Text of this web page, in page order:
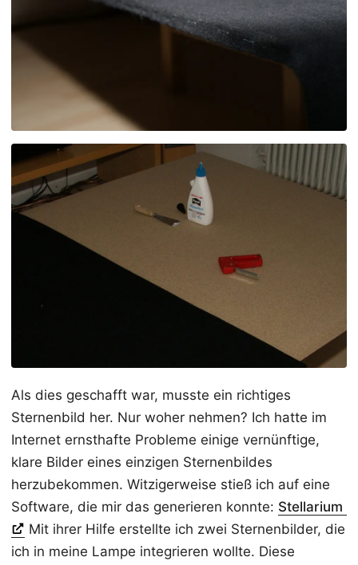
Als dies geschafft war, musste ein richtiges
Sternenbild her. Nur woher nehmen? Ich hatte im
Internet ernsthafte Probleme einige vernünftige,
klare Bilder eines einzigen Sternenbildes
herzubekommen. Witzigerweise stieß ich auf eine
Software, die mir das generieren konnte: Stellarium
Mit ihrer Hilfe erstellte ich zwei Sternenbilder, die
ich in meine Lampe integrieren wollte. Diese